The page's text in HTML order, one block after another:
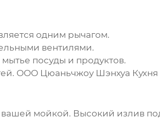
одним рычагом.
вентилями.
посуды и продуктов.
ООО Цюаньчжоу Шэнхуа Кухня
мойкой. Высокий излив